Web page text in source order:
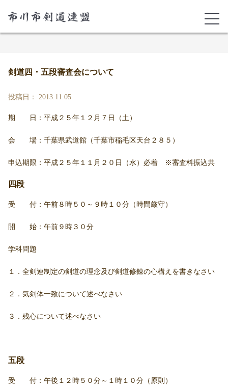
剣道四・五段審査会について
投稿日： 2013.11.05
期 日：平成２５年１２月７日（土）
会 場：千葉県武道館（千葉市稲毛区天台２８５）
申込期限：平成２５年１１月２０日（水）必着 ※審査料振込共
四段
受 付：午前８時５０～９時１０分（時間厳守）
開 始：午前９時３０分
学科問題
１．全剣連制定の剣道の理念及び剣道修錬の心構えを書きなさい
２．気剣体一致について述べなさい
３．残心について述べなさい
五段
受 付：午後１２時５０分～１時１０分（原則）